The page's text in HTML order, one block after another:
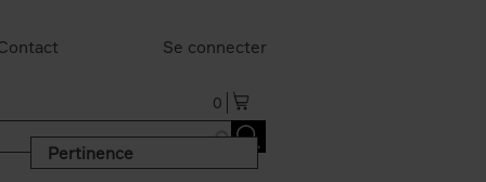
Se connecter
0
Pertinence